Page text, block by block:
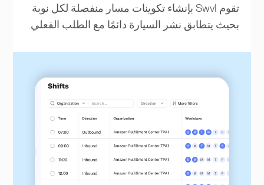
تقوم Swvl بإنشاء تكوينات مسار منفصلة لكل نوبة
بحيث يتطابق نشر السيارة دائمًا مع الطلب الفعلي.